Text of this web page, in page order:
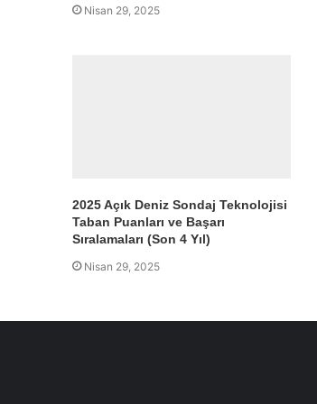
Nisan 29, 2025
2025 Açık Deniz Sondaj Teknolojisi
Taban Puanları ve Başarı
Sıralamaları (Son 4 Yıl)
Nisan 29, 2025